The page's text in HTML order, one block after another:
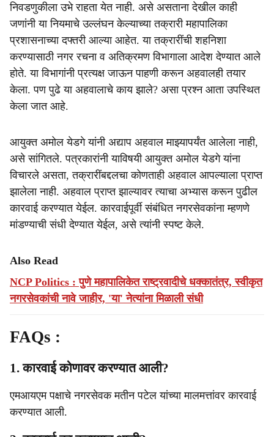
निवडणुकीला उभे राहता येत नाही. असे असताना देखील काही
जणांनी या नियमाचे उल्लंघन केल्याच्या तक्रारी महापालिका
प्रशासनाच्या दफ्तरी आल्या आहेत. या तक्रारींची शहनिशा
करण्यासाठी नगर रचना व अतिक्रमण विभागाला आदेश देण्यात आले
होते. या विभागांनी प्रत्यक्ष जाऊन पाहणी करून अहवालही तयार
केला. पण पुढे या अहवालाचे काय झाले? असा प्रश्‍न आता उपस्थित
केला जात आहे.
आयुक्त अमोल येडगे यांनी अद्याप अहवाल माझ्यापर्यंत आलेला नाही,
असे सांगितले. पत्रकारांनी याविषयी आयुक्त अमोल येडगे यांना
विचारले असता, तक्रारींबद्दलचा कोणताही अहवाल आपल्याला प्राप्त
झालेला नाही. अहवाल प्राप्त झाल्यावर त्याचा अभ्यास करून पुढील
कारवाई करण्यात येईल. कारवाईपूर्वी संबंधित नगरसेवकांना म्हणणे
मांडण्याची संधी देण्यात येईल, असे त्यांनी स्पष्ट केले.
Also Read
NCP Politics : पुणे महापालिकेत राष्ट्रवादीचे धक्कातंत्र, स्वीकृत
नगरसेवकांची नावे जाहीर, 'या' नेत्यांना मिळाली संधी
FAQs :
1. कारवाई कोणावर करण्यात आली?
एमआयएम पक्षाचे नगरसेवक मतीन पटेल यांच्या मालमत्तांवर कारवाई
करण्यात आली.